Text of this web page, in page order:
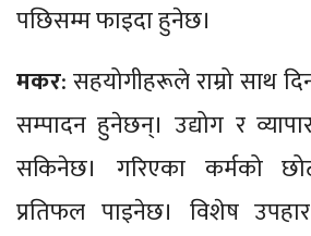
पछिसम्म फाइदा हुनेछ।
मकर: सहयोगीहरूले राम्रो साथ
सम्पादन हुनेछन्। उद्योग र
सकिनेछ। गरिएका कर्मको
प्रतिफल पाइनेछ। विशेष